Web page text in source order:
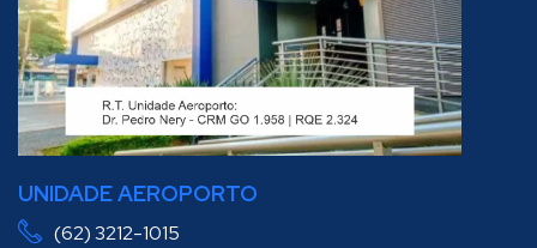
UNIDADE AEROPORTO
(62) 3212-1015